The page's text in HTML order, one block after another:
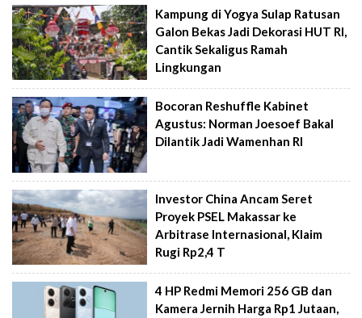
Kampung di Yogya Sulap Ratusan
Galon Bekas Jadi Dekorasi HUT RI,
Cantik Sekaligus Ramah
Lingkungan
Bocoran Reshuffle Kabinet
Agustus: Norman Joesoef Bakal
Dilantik Jadi Wamenhan RI
Investor China Ancam Seret
Proyek PSEL Makassar ke
Arbitrase Internasional, Klaim
Rugi Rp2,4 T
4 HP Redmi Memori 256 GB dan
Kamera Jernih Harga Rp1 Jutaan,